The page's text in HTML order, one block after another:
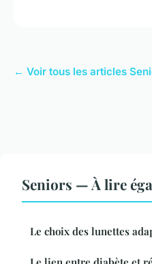
← Voir tous les articles
Seniors — À lire
Le choix des lunettes